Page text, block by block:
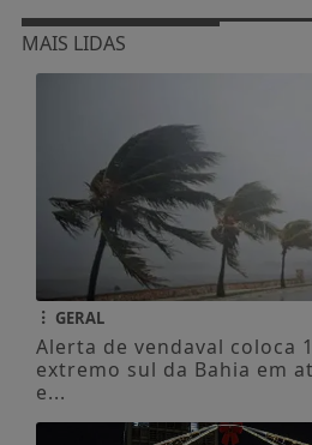
MAIS LIDAS
GERAL
Alerta de vendaval coloca
extremo sul da Bahia em
e...